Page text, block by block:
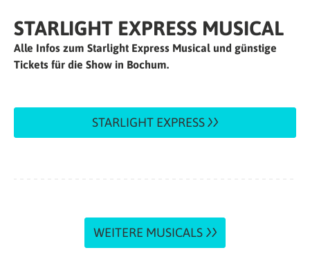
STARLIGHT EXPRESS MUSICAL
Alle Infos zum Starlight Express Musical und günstige
Tickets für die Show in Bochum.
STARLIGHT EXPRESS
WEITERE MUSICALS